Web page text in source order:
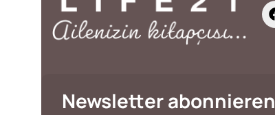
Newsletter abonnieren